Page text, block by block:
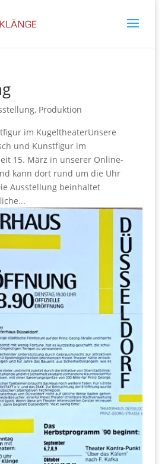
, Produktion
im KugeltheaterUnsere
und Kunstfigur im
15. März in unserer Online-
kann dort rund um die Uhr
Ausstellung beinhaltet